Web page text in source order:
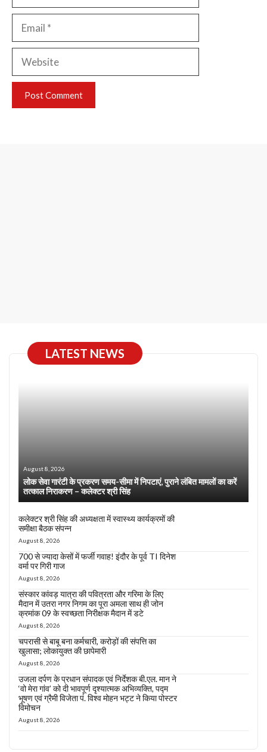
LATEST NEWS
August 8, 2026
लोक सेवा गारंटी के प्रकरण समय-सीमा में निपटाएं, पुराने लंबित मामलों का करें
तत्काल निराकरण – कलेक्टर श्री सिंह
कलेक्टर श्री सिंह की अध्यक्षता में स्वास्थ्य कार्यक्रमों की
समीक्षा बैठक संपन्न
August 8, 2026
700 से ज्यादा केसों में फर्जी गवाह! इंदौर के पूर्व TI दिनेश
वर्मा पर गिरी गाज
August 8, 2026
संस्कार कांवड़ यात्रा की पवित्रता और गरिमा के लिए
मैदान में उतरा नगर निगम का पूरा अमला साथ ही जोन
क्रमांक 09 के स्वच्छता निरीक्षक मैदान में डटे
August 8, 2026
चपरासी से बाबू बना कर्मचारी, करोड़ों की संपत्ति का
खुलासा; लोकायुक्त की छापेमारी
August 8, 2026
उजला दर्पण के प्रधान संपादक एवं निर्देशक बी.एल. मान ने
‘वो मेरा गांव’ को दी भावपूर्ण दृश्यात्मक अभिव्यक्ति, पद्म
भूषण एवं ग्रैमी विजेता पं. विश्व मोहन भट्ट ने किया पोस्टर
विमोचन
August 8, 2026